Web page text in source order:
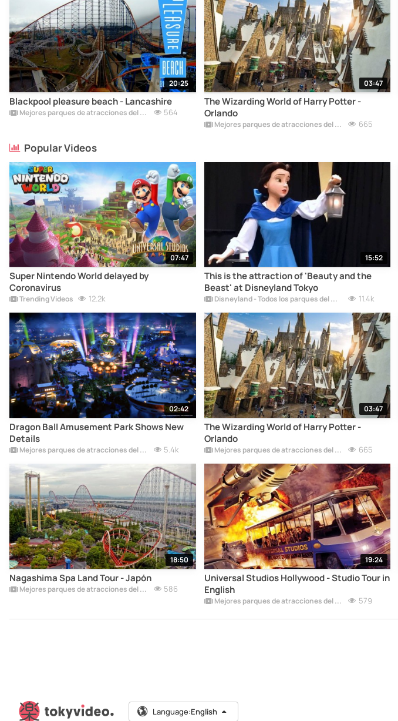
20:25
Blackpool pleasure beach - Lancashire
Mejores parques de atracciones del mundo 564
03:47
The Wizarding World of Harry Potter -
Orlando
Mejores parques de atracciones del mundo 665
Popular Videos
07:47
Super Nintendo World delayed by
Coronavirus
Trending Videos 12.2k
15:52
This is the attraction of 'Beauty and the
Beast' at Disneyland Tokyo
Disneyland - Todos los parques del mundo 11.4k
02:42
Dragon Ball Amusement Park Shows New
Details
Mejores parques de atracciones del mundo 5.4k
03:47
The Wizarding World of Harry Potter -
Orlando
Mejores parques de atracciones del mundo 665
18:50
Nagashima Spa Land Tour - Japón
Mejores parques de atracciones del mundo 586
19:24
Universal Studios Hollywood - Studio Tour in
English
Mejores parques de atracciones del mundo 579
Language:English